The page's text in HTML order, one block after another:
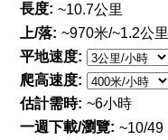
長度: ~10.7公里
上/落: ~970米/~1.2公里
平地速度:
爬高速度:
估計需時: ~6小時
一週下載/瀏覽: ~10/49